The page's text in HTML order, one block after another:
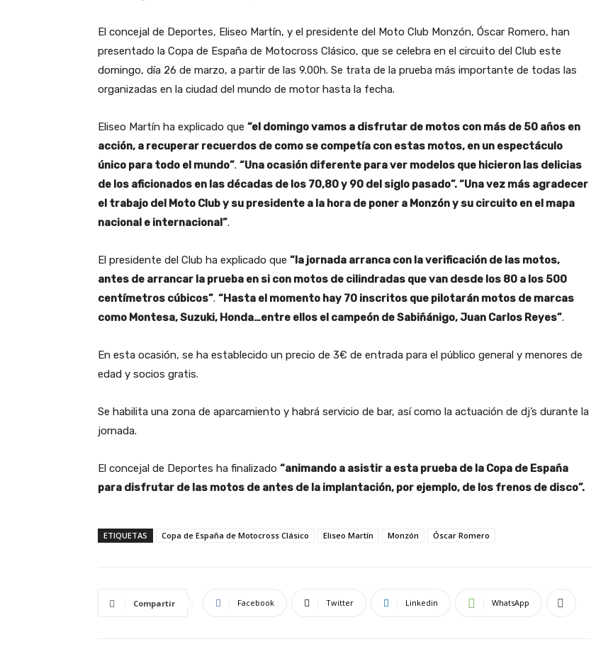
El concejal de Deportes, Eliseo Martín, y el presidente del Moto Club Monzón, Óscar Romero, han
presentado la Copa de España de Motocross Clásico, que se celebra en el circuito del Club este
domingo, día 26 de marzo, a partir de las 9.00h. Se trata de la prueba más importante de todas las
organizadas en la ciudad del mundo de motor hasta la fecha.
Eliseo Martín ha explicado que “el domingo vamos a disfrutar de motos con más de 50 años en
acción, a recuperar recuerdos de como se competía con estas motos, en un espectáculo
único para todo el mundo”. “Una ocasión diferente para ver modelos que hicieron las delicias
de los aficionados en las décadas de los 70,80 y 90 del siglo pasado”. “Una vez más agradecer
el trabajo del Moto Club y su presidente a la hora de poner a Monzón y su circuito en el mapa
nacional e internacional”.
El presidente del Club ha explicado que “la jornada arranca con la verificación de las motos,
antes de arrancar la prueba en si con motos de cilindradas que van desde los 80 a los 500
centímetros cúbicos”. “Hasta el momento hay 70 inscritos que pilotarán motos de marcas
como Montesa, Suzuki, Honda…entre ellos el campeón de Sabiñánigo, Juan Carlos Reyes”.
En esta ocasión, se ha establecido un precio de 3€ de entrada para el público general y menores de
edad y socios gratis.
Se habilita una zona de aparcamiento y habrá servicio de bar, así como la actuación de dj’s durante la
jornada.
El concejal de Deportes ha finalizado “animando a asistir a esta prueba de la Copa de España
para disfrutar de las motos de antes de la implantación, por ejemplo, de los frenos de disco”.
ETIQUETAS Copa de España de Motocross Clásico Eliseo Martín Monzón Óscar Romero
Compartir Facebook Twitter Linkedin WhatsApp